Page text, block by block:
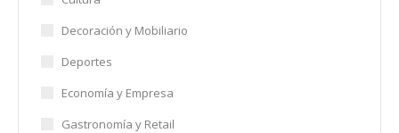
Decoración y Mobiliario
Deportes
Economía y Empresa
Gastronomía y Retail